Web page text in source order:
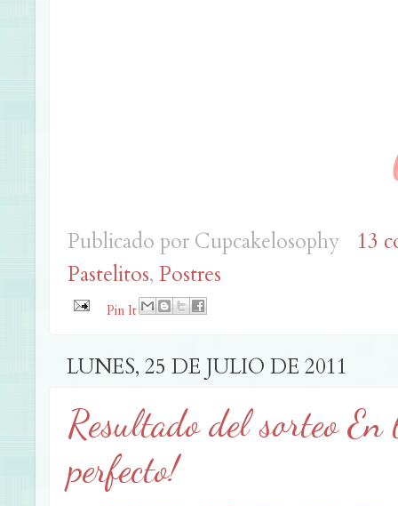
Publicado por Cupcakelosophy
13
Pastelitos, Postres
Pin It
LUNES, 25 DE JULIO DE 2011
Resultado del sorteo En
perfecto!